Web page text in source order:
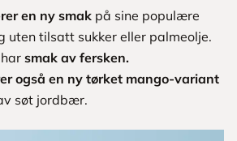
en ny smak på sine populære
uten tilsatt sukker eller palmeolje.
smak av fersken.
også en ny tørket mango-variant
søt jordbær.